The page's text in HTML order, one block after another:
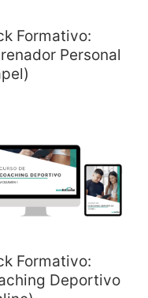
Formativo:
Personal
Formativo:
Deportivo